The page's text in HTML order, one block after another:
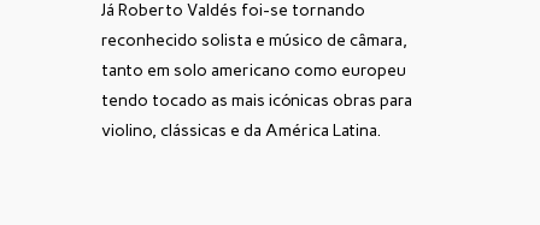
Já Roberto Valdés foi-se tornando
reconhecido solista e músico de câmara,
tanto em solo americano como europeu
tendo tocado as mais icónicas obras para
violino, clássicas e da América Latina.